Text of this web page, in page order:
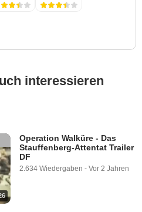
interessieren
Operation Walküre - Das
Stauffenberg-Attentat Trailer
DF
2.634 Wiedergaben - Vor 2 Jahren